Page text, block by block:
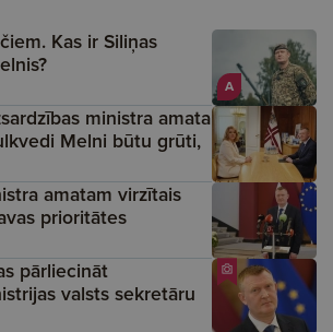
A
Kas ir Siliņas
ministra amata
Melni būtu grūti,
amatam virzītais
prioritātes
pārliecināt
valsts sekretāru